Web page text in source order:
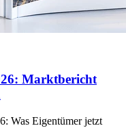
Marktbericht
Was Eigentümer jetzt